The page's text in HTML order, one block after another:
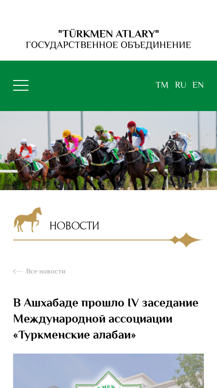
"TÜRKMEN ATLARY"
ГОСУДАРСТВЕННОЕ ОБЪЕДИНЕНИЕ
TM RU EN
НОВОСТИ
Все новости
В Ашхабаде прошло IV заседание
Международной ассоциации
«Туркменские алабаи»